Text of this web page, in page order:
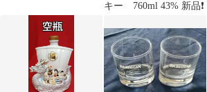
キー 760ml 43% 新品❗️